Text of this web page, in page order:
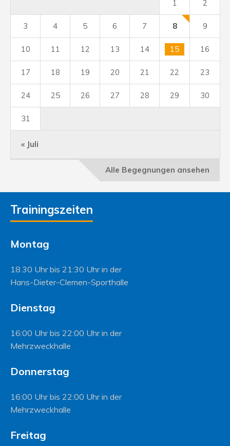
« Juli
1 2
3 4 5 6 7 8 9
10 11 12 13 14 15 16
17 18 19 20 21 22 23
24 25 26 27 28 29 30
31
Alle Begegnungen ansehen
Trainingszeiten
Montag
18.30 Uhr bis 21:30 Uhr in der
Hans-Dieter-Clemen-Sporthalle
Dienstag
16:00 Uhr bis 22:00 Uhr in der
Mehrzweckhalle
Donnerstag
16:00 Uhr bis 22:00 Uhr in der
Mehrzweckhalle
Freitag